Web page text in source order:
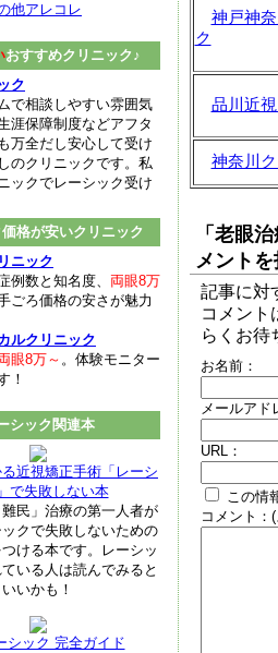
神戸神
ク
品川近
神奈川
「老眼
メント
記事に対
コメント
らくお待
お名前：
メールアド
URL：
この情
コメント：
他アレコレ
おすすめクリニック♪
ク
で相談しやすい雰囲気
涯保障制度などアフタ
万全だし安心して受け
のクリニックです。私
ックでレーシック受け
格が安いクリニック
ニック
例数と知名度、 両眼8万
ごろ価格の安さが魅力
ルクリニック
眼8万～。体験モニター
！
シック関連本
近視矯正手術「レーシ
で失敗しない本
難民」治療の第一人者が
クで失敗しないための
ける本です。レーシッ
いる人は読んでみると
いいかも！
シック 完全ガイド